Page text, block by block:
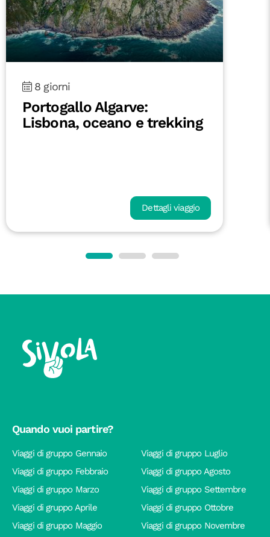
8 giorni
Portogallo Algarve:
Lisbona, oceano e trekking
Dettagli viaggio
Quando vuoi partire?
Viaggi di gruppo Gennaio
Viaggi di gruppo Febbraio
Viaggi di gruppo Marzo
Viaggi di gruppo Aprile
Viaggi di gruppo Maggio
Viaggi di gruppo Luglio
Viaggi di gruppo Agosto
Viaggi di gruppo Settembre
Viaggi di gruppo Ottobre
Viaggi di gruppo Novembre